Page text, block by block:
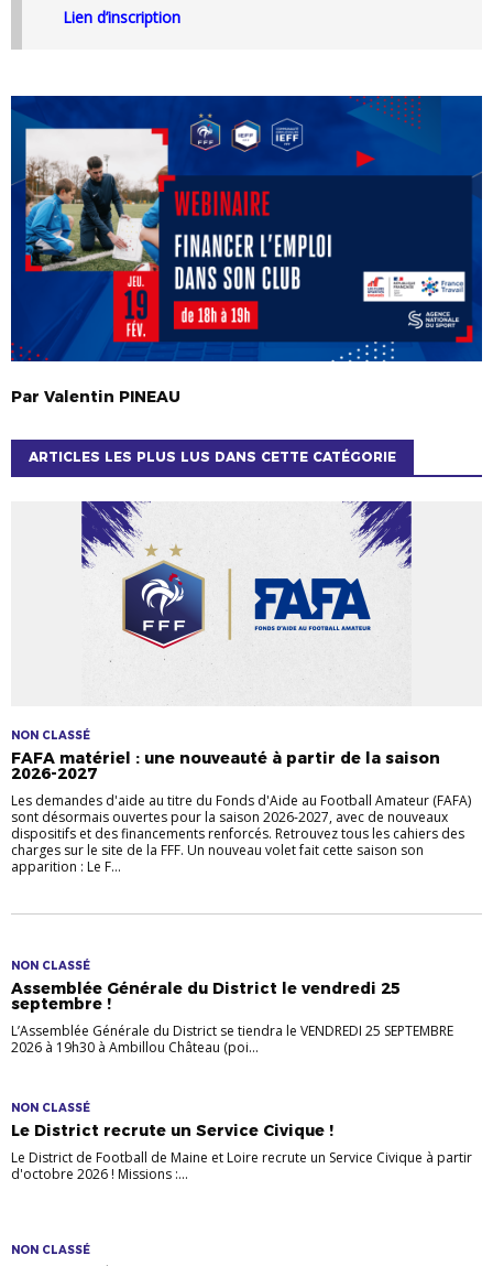
Lien d’inscription
Par Valentin PINEAU
ARTICLES LES PLUS LUS DANS CETTE CATÉGORIE
NON CLASSÉ
FAFA matériel : une nouveauté à partir de la saison
2026-2027
Les demandes d'aide au titre du Fonds d'Aide au Football Amateur (FAFA)
sont désormais ouvertes pour la saison 2026-2027, avec de nouveaux
dispositifs et des financements renforcés. Retrouvez tous les cahiers des
charges sur le site de la FFF. Un nouveau volet fait cette saison son
apparition : Le F...
NON CLASSÉ
Assemblée Générale du District le vendredi 25
septembre !
L’Assemblée Générale du District se tiendra le VENDREDI 25 SEPTEMBRE
2026 à 19h30 à Ambillou Château (poi...
NON CLASSÉ
Le District recrute un Service Civique !
Le District de Football de Maine et Loire recrute un Service Civique à partir
d'octobre 2026 ! Missions :...
NON CLASSÉ